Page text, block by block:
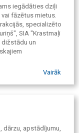
iegādāties dziļi
fāzētus mietus.
specializēto
SIA "Krastmaļi
dižstādu un
Vairāk
dārzu, apstādījumu,